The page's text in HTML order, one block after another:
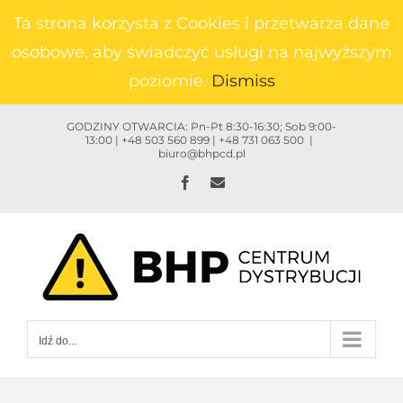
zawartości
GODZINY OTWARCIA: Pn-Pt 8:30-16:30; Sob 9:00-
13:00 | +48 503 560 899 | +48 731 063 500 |
biuro@bhpcd.pl
FacebookEmail
Idź do...
Ta strona korzysta z Cookies i przetwarza dane
osobowe, aby świadczyć usługi na najwyższym
poziomie. Dismiss